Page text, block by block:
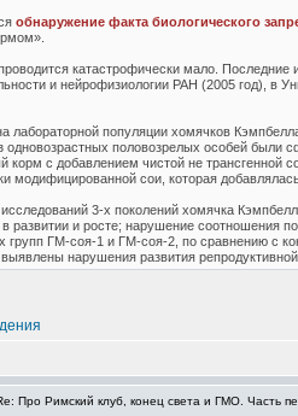
обнаружение факта биологического
катастрофически мало.
и нейрофизиологии РАН (2005 год), в
лабораторной популяции хомячков
одновозрастных половозрелых особей
корм с добавлением чистой не
модифицированной сои, которая
3-х поколений хомячка
развитии и росте; нарушение
групп ГМ-соя-1 и ГМ-соя-2, по сравнению с
нарушения развития
Про Римский клуб, конец света и ГМО. Часть